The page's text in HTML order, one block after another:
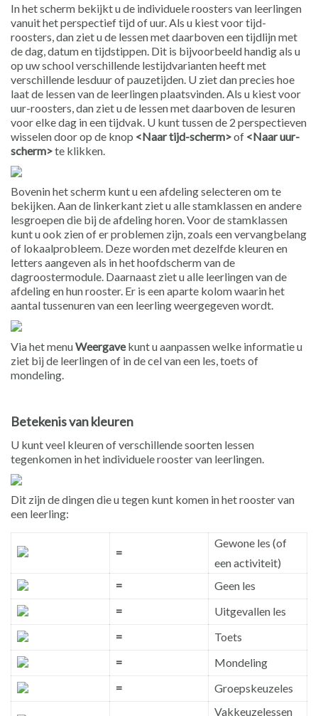
In het scherm bekijkt u de individuele roosters van leerlingen
vanuit het perspectief tijd of uur. Als u kiest voor tijd-
roosters, dan ziet u de lessen met daarboven een tijdlijn met
de dag, datum en tijdstippen. Dit is bijvoorbeeld handig als u
op uw school verschillende lestijdvarianten heeft met
verschillende lesduur of pauzetijden. U ziet dan precies hoe
laat de lessen van de leerlingen plaatsvinden. Als u kiest voor
uur-roosters, dan ziet u de lessen met daarboven de lesuren
voor elke dag in een tijdvak. U kunt tussen de 2 perspectieven
wisselen door op de knop <Naar tijd-scherm>of <Naar uur-
scherm>te klikken.
Bovenin het scherm kunt u een afdeling selecteren om te
bekijken. Aan de linkerkant ziet u alle stamklassen en andere
lesgroepen die bij de afdeling horen. Voor de stamklassen
kunt u ook zien of er problemen zijn, zoals een vervangbelang
of lokaalprobleem. Deze worden met dezelfde kleuren en
letters aangeven als in het hoofdscherm van de
dagroostermodule. Daarnaast ziet u alle leerlingen van de
afdeling en hun rooster. Er is een aparte kolom waarin het
aantal tussenuren van een leerling weergegeven wordt.
Via het menuWeergavekunt u aanpassen welke informatie u
ziet bij de leerlingen of in de cel van een les, toets of
mondeling.
Betekenis van kleuren
U kunt veel kleuren of verschillende soorten lessen
tegenkomen in het individuele rooster van leerlingen.
Dit zijn de dingen die u tegen kunt komen in het rooster van
een leerling:
=
Gewone les (of
een activiteit)
=
Geen les
=
Uitgevallen les
=
Toets
=
Mondeling
=
Groepskeuzeles
Vakkeuzelessen